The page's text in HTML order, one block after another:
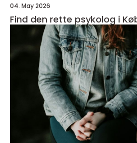
04. May 2026
Find den rette psykolog i